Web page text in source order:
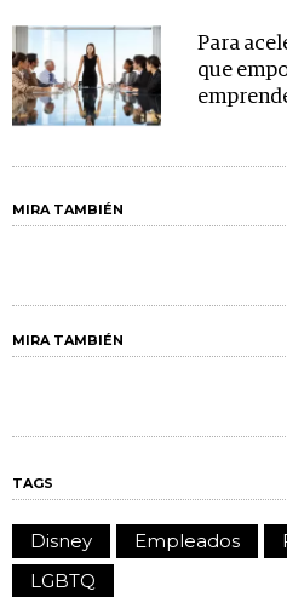
Para
que
MIRA TAMBIÉN
MIRA TAMBIÉN
TAGS
Disney Empleados
LGBTQ